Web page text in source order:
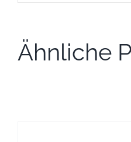
Ähnliche